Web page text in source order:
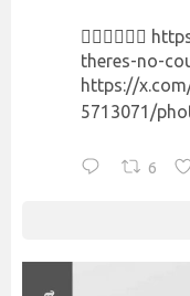
👉🏻👉🏻👉🏻
theres-no-
https://
5713071/
6